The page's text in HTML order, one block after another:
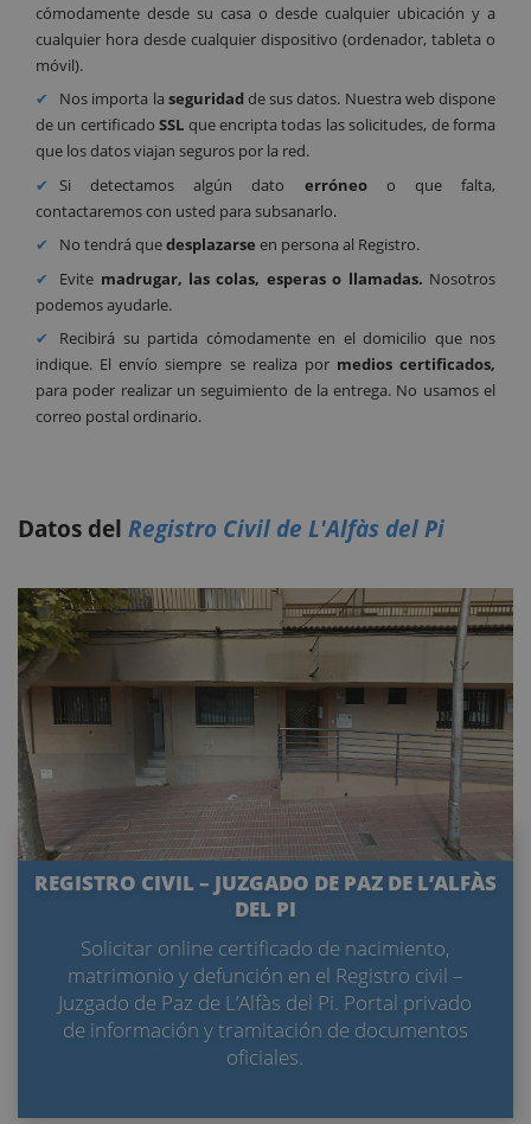
REGISTRO CIVIL – JUZGADO DE PAZ DE L’ALFÀS
DEL PI
Solicitar online certificado de nacimiento,
matrimonio y defunción en el Registro civil –
Juzgado de Paz de L’Alfàs del Pi. Portal privado
de información y tramitación de documentos
oficiales.
cómodamente desde su casa o desde cualquier ubicación y a
cualquier hora desde cualquier dispositivo (ordenador, tableta o
móvil).
Nos importa la seguridadde sus datos. Nuestra web dispone
de un certificadoSSL que encripta todas las solicitudes, de forma
que los datos viajan seguros por la red.
Si detectamos algún dato erróneoo que falta,
contactaremos con usted para subsanarlo.
No tendrá quedesplazarse en persona al Registro.
Evite madrugar, las colas, esperas o llamadas. Nosotros
podemos ayudarle.
Recibirá su partida cómodamente en el domicilio que nos
indique. El envío siempre se realiza por medios certificados,
para poder realizar un seguimiento de la entrega. No usamos el
correo postal ordinario.
Datos del Registro Civil de L'Alfàs del Pi